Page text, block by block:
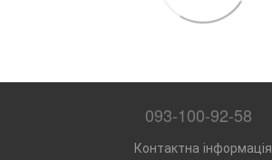
093-100-92-58
Контактна інформація